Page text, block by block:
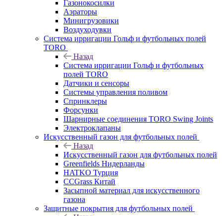
Газонокосилки
Аэраторы
Минигрузовики
Воздуходувки
Система ирригации Гольф и футбольных полей
TORO
Назад
Система ирригации Гольф и футбольных
полей TORO
Датчики и сенсоры
Системы управления поливом
Спринклеры
Форсунки
Шарнирные соединения TORO Swing Joints
Электроклапаны
Искусственный газон для футбольных полей
Назад
Искусственный газон для футбольных полей
Greenfields Нидерланды
HATKO Турция
CCGrass Китай
Засыпной материал для искусственного
газона
Защитные покрытия для футбольных полей